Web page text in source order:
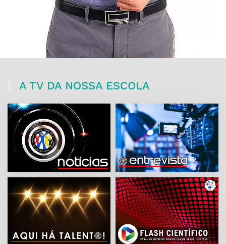
A TV DA NOSSA ESCOLA